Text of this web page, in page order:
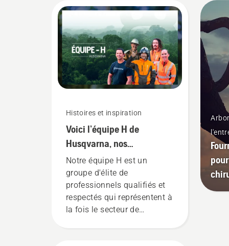
une liste de conseils sur la
façon de travailler de façon
sécuritaire et efficace avec
votre coupe-broussailles
Husqvarna.
Histoires et inspiration
Voici l’équipe H de
Husqvarna, nos
utilisateurs les plus
exigeants
Notre équipe H est un
groupe d'élite de
professionnels qualifiés et
respectés qui représentent à
la fois le secteur de